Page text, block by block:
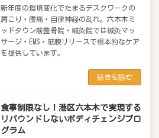
新年度の環境変化でたまるデスクワークの
肩こり・腰痛・自律神経の乱れ。六本木ミ
ッドタウン前整骨院・鍼灸院では鍼灸マッ
サージ・EMS・筋膜リリースで根本的なケア
を提供しています。
続きを読む
食事制限なし！港区六本木で実現する
リバウンドしないボディチェンジプロ
グラム